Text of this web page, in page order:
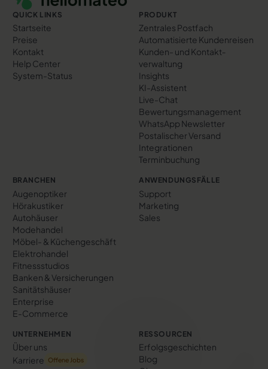
QUICK LINKS
Startseite
Preise
Kontakt
Help Center
System-Status
PRODUKT
Zentrales Postfach
Automatisierte Kundenreisen
Kunden- und Kontakt­
verwaltung
Insights
KI-Assistent
Live-Chat
Bewertungs­management
WhatsApp Newsletter
Postalischer Versand
Integrationen
Terminbuchung
BRANCHEN
Augenoptiker
Hörakustiker
Autohäuser
Modehandel
Möbel- & Küchengeschäft
Elektrohandel
Fitnessstudios
Banken & Versicherungen
Sanitätshäuser
Enterprise
E-Commerce
ANWENDUNGSFÄLLE
Support
Marketing
Sales
UNTERNEHMEN
Über uns
Karriere
Offene Jobs
RESSOURCEN
Erfolgs­geschichten
Blog